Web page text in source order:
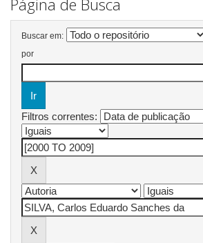
Página de Busca
Buscar em:
por
Filtros correntes: